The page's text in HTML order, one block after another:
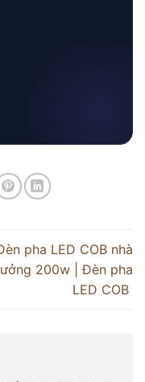
pha LED COB nhà
200w | Đèn pha
LED COB